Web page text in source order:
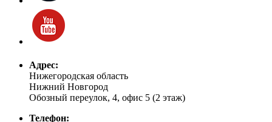
Адрес:
Нижегородская область
Нижний Новгород
Обозный переулок, 4, офис 5 (2 этаж)
Телефон: